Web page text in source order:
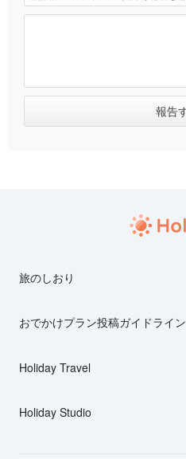
旅のしおり
おでかけプラン投稿ガイドライン
Holiday Travel
Holiday Studio